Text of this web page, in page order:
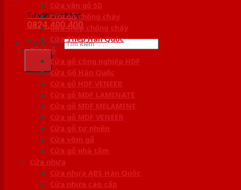
Tư vấn bán hàng
0824.400.400
Tìm kiếm:
Cửa vân gỗ 5D
Cửa gỗ chống cháy
Cửa thép chống cháy
Cửa Thép Hàn Quốc
Cửa gỗ
Cửa gỗ công nghiệp HDF
Cửa Gỗ Hàn Quốc
Cửa gỗ HDF VENEER
Cửa gỗ MDF LAMINATE
Cửa gỗ MDF MELAMINE
Cửa gỗ MDF VENEER
Cửa gỗ tự nhiên
Cửa vòm gỗ
Cửa gỗ nhà tắm
Cửa nhựa
Cửa nhựa ABS Hàn Quốc
Cửa nhựa cao cấp